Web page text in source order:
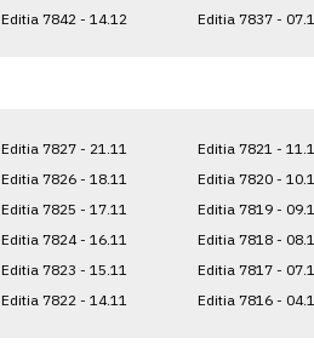
Editia 7842 - 14.12
Editia 7837 -
Editia 7827 - 21.11
Editia 7826 - 18.11
Editia 7825 - 17.11
Editia 7824 - 16.11
Editia 7823 - 15.11
Editia 7822 - 14.11
Editia 7821 -
Editia 7820 -
Editia 7819 -
Editia 7818 -
Editia 7817 -
Editia 7816 -